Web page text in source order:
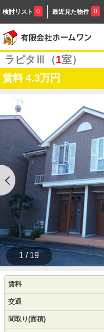
検討リスト 0 最近見た物件 0
ラピタⅢ（1室）
賃料 4.3万円
1 / 19
賃料
交通
間取り(面積)